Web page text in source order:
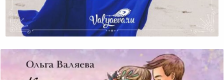
Двадцать Лет Назад И Сейчас